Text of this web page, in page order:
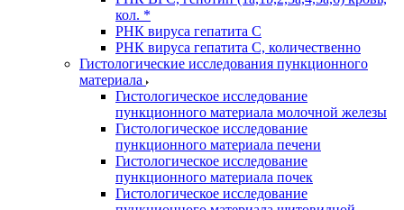
кол. *
РНК вируса гепатита C
РНК вируса гепатита C, количественно
Гистологические исследования пункционного
материала
Гистологическое исследование
пункционного материала молочной железы
Гистологическое исследование
пункционного материала печени
Гистологическое исследование
пункционного материала почек
Гистологическое исследование